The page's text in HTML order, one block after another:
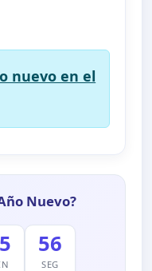
nuevo en el
Nuevo?
55
SEG